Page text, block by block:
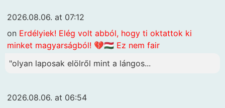
2026.08.06. at 07:12
on Erdélyiek! Elég volt abból, hogy ti oktattok ki
minket magyarságból! 💔🇭🇺 Ez nem fair
"olyan laposak elölről mint a lángos...
2026.08.06. at 06:54